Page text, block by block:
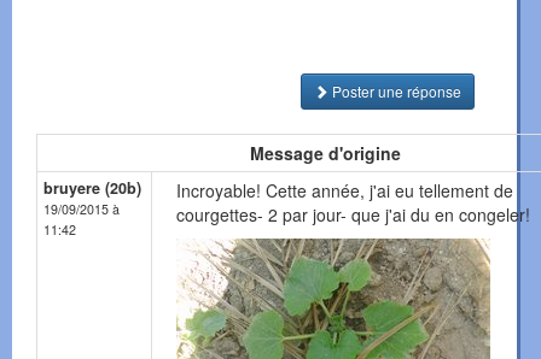
Poster une réponse
Message d'origine
bruyere (20b)
19/09/2015 à
11:42
Incroyable! Cette année, j'ai eu tellement de
courgettes- 2 par jour- que j'ai du en congeler!